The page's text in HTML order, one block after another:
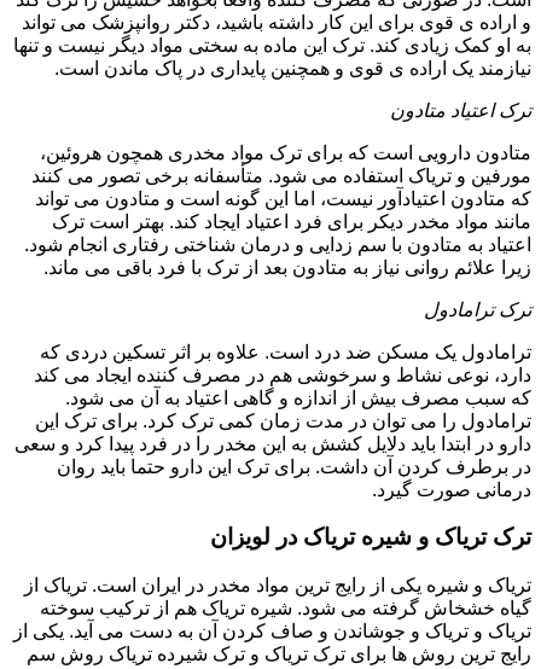
و اراده ی قوی برای این کار داشته باشید، دکتر روانپزشک می تواند
به او کمک زیادی کند. ترک این ماده به سختی مواد دیگر نیست و تنها
نیازمند یک اراده ی قوی و همچنین پایداری در پاک ماندن است.
ترک اعتیاد متادون
متادون دارویی است که برای ترک مواد مخدری همچون هروئین،
مورفین و تریاک استفاده می شود. متأسفانه برخی تصور می کنند
که متادون اعتیادآور نیست، اما این گونه است و متادون می تواند
مانند مواد مخدر دیکر برای فرد اعتیاد ایجاد کند. بهتر است ترک
اعتیاد به متادون با سم زدایی و درمان شناختی رفتاری انجام شود.
زیرا علائم روانی نیاز به متادون بعد از ترک با فرد باقی می ماند.
ترک ترامادول
ترامادول یک مسکن ضد درد است. علاوه بر اثر تسکین دردی که
دارد، نوعی نشاط و سرخوشی هم در مصرف کننده ایجاد می کند
که سبب مصرف بیش از اندازه و گاهی اعتیاد به آن می شود.
ترامادول را می توان در مدت زمان کمی ترک کرد. برای ترک این
دارو در ابتدا باید دلایل کشش به این مخدر را در فرد پیدا کرد و سعی
در برطرف کردن آن داشت. برای ترک این دارو حتما باید روان
درمانی صورت گیرد.
ترک تریاک و شیره تریاک در لویزان
تریاک و شیره یکی از رایج ترین مواد مخدر در ایران است. تریاک از
گیاه خشخاش گرفته می شود. شیره تریاک هم از ترکیب سوخته
تریاک و تریاک و جوشاندن و صاف کردن آن به دست می آید. یکی از
رایج ترین روش ها برای ترک تریاک و ترک شیرده تریاک روش سم